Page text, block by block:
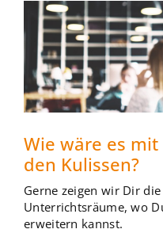
Wie wäre es
den Kulissen?
Gerne zeigen wir Dir
Unterrichtsräume, wo
erweitern kannst.